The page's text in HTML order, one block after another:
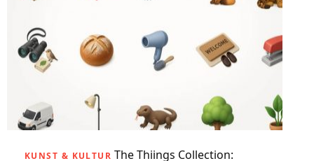
KUNST & KULTUR The Thiings Collection: